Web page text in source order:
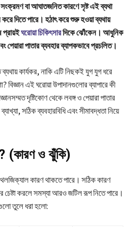
বা আঘাতজনিত কারণে সৃষ্ট এই ব্যথা
করে দিতে পারে। হঠাৎ করে শুরু হওয়া ব্যথায়
প্রায়ইঘরোয়া চিকিৎসারদিকে ঝোঁকেন। আধুনিক
পেয়ারা পাতার ব্যবহার ব্যাপকভাবে প্রচলিত।
কার্যকর, নাকি এটি নিছকই যুগ যুগ ধরে
বিজ্ঞান এই ঘরোয়া উপাদানগুলোর ব্যাপারে কী
দৃষ্টিকোণ থেকে লবঙ্গ ও পেয়ারা পাতার
সঠিক ব্যবহারবিধি এবং সীমাবদ্ধতা নিয়ে
(কারণ ও ঝুঁকি)
কারণ থাকতে পারে। সঠিক কারণ
চেষ্টা করলে সমস্যা আরও জটিল রূপ নিতে পারে।
তুলে ধরা হলো: